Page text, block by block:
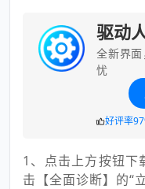
驱动
全新界
忧
好评率
1、点击上方按钮下
击【全面诊断】的“